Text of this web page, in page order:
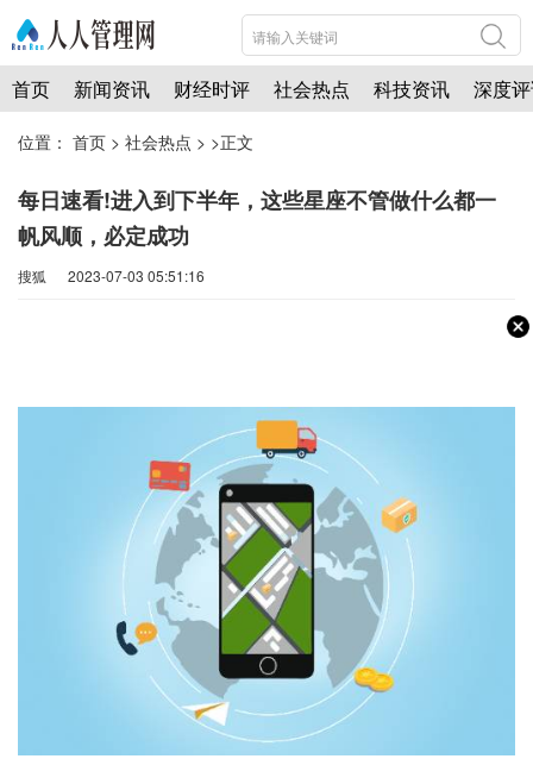
首页 新闻资讯 财经时评 社会热点 科技资讯 深度
位置： 首页 > 社会热点 > >正文
每日速看!进入到下半年，这些星座不管做什么都一
帆风顺，必定成功
搜狐 2023-07-03 05:51:16